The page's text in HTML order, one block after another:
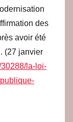
odernisation
ffirmation des
avoir été
(27 janvier
la-loi-